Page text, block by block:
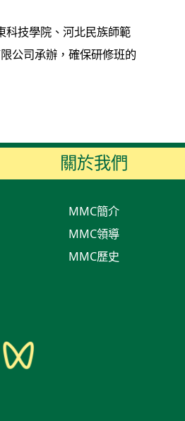
科技學院、河北民族師範
公司承辦，確保研修班的
關於我們
MMC簡介
MMC領導
MMC歷史